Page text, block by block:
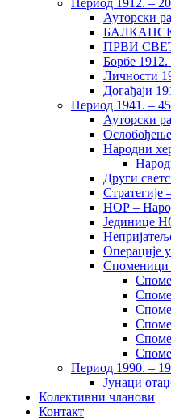
Период 1912. –
Ауторски
ПРВИ
Борбе 1912.
Личности
Догађаји
Период 1941. –
Ауторски
Народни
Други
Стратегије
НОР –
Јединице
Операције
Споменици
Период 1990. –
Јунаци
Колективни чланови
Контакт